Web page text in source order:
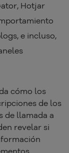
Hotjar
e incluso,
cómo los
de los
de llamada a
revelar si